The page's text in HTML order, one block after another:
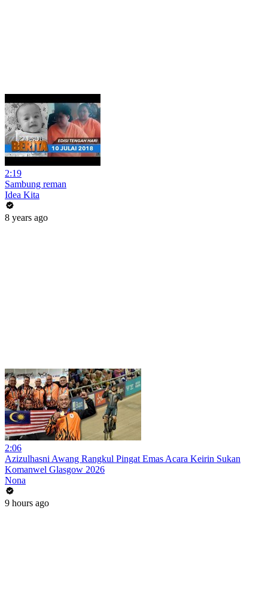
2:19
Sambung reman
Idea Kita
8 years ago
2:06
Azizulhasni Awang Rangkul Pingat Emas Acara Keirin Sukan
Komanwel Glasgow 2026
Nona
9 hours ago